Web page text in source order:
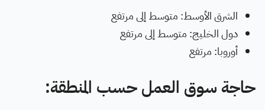
الشرق الأوسط: متوسط إلى مرتفع
دول الخليج: متوسط إلى مرتفع
أوروبا: مرتفع
حاجة سوق العمل حسب المنطقة: